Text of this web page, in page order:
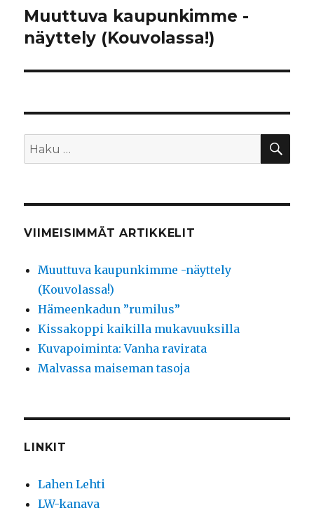
Seuraava
artikkeli:
Muuttuva kaupunkimme -
näyttely (Kouvolassa!)
Etsi:
VIIMEISIMMÄT ARTIKKELIT
Muuttuva kaupunkimme -näyttely
(Kouvolassa!)
Hämeenkadun ”rumilus”
Kissakoppi kaikilla mukavuuksilla
Kuvapoiminta: Vanha ravirata
Malvassa maiseman tasoja
LINKIT
Lahen Lehti
LW-kanava